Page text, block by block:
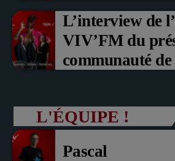
L’interview de
VIV’FM du
communauté de
président com
L'ÉQUIPE !
Pascal